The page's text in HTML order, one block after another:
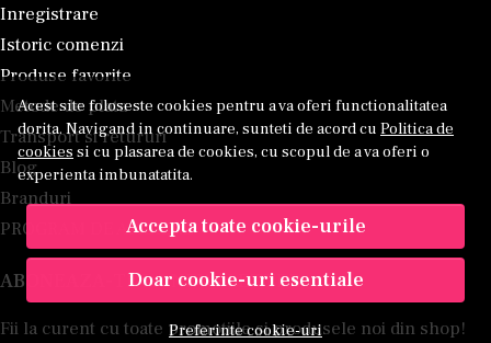
Acest site foloseste cookies pentru a va oferi functionalitatea
dorita. Navigand in continuare, sunteti de acord cu Politica de
cookies si cu plasarea de cookies, cu scopul de a va oferi o
experienta imbunatatita.
Accepta toate cookie-urile
Doar cookie-uri esentiale
Preferinte cookie-uri
Inregistrare
Istoric comenzi
Produse favorite
Metode de plata
Transport si retururi
Blog
Branduri
PROGRAM DE AFILIERE
ABONEAZA-TE LA NEWSLETTER
Fii la curent cu toate promotiile si produsele noi din shop!